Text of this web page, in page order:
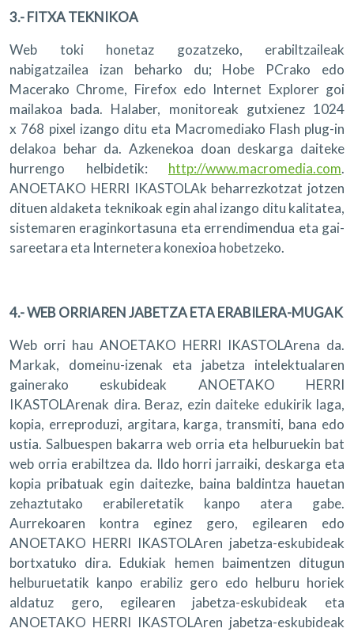
3.- FITXA TEKNIKOA
Web toki honetaz gozatzeko, erabiltzaileak
nabigatzailea izan beharko du; Hobe PCrako edo
Macerako Chrome, Firefox edo Internet Explorer goi
mailakoa bada. Halaber, monitoreak gutxienez 1024
x 768 pixel izango ditu eta Macromediako Flash plug-in
delakoa behar da. Azkenekoa doan deskarga daiteke
hurrengo helbidetik: http://www.macromedia.com.
ANOETAKO HERRI IKASTOLAk beharrezkotzat jotzen
dituen aldaketa teknikoak egin ahal izango ditu kalitatea,
sistemaren eraginkortasuna eta errendimendua eta gai-
sareetara eta Internetera konexioa hobetzeko.
4.- WEB ORRIAREN JABETZA ETA ERABILERA-MUGAK
Web orri hau ANOETAKO HERRI IKASTOLArena da.
Markak, domeinu-izenak eta jabetza intelektualaren
gainerako eskubideak ANOETAKO HERRI
IKASTOLArenak dira. Beraz, ezin daiteke edukirik laga,
kopia, erreproduzi, argitara, karga, transmiti, bana edo
ustia. Salbuespen bakarra web orria eta helburuekin bat
web orria erabiltzea da. Ildo horri jarraiki, deskarga eta
kopia pribatuak egin daitezke, baina baldintza hauetan
zehaztutako erabileretatik kanpo atera gabe.
Aurrekoaren kontra eginez gero, egilearen edo
ANOETAKO HERRI IKASTOLAren jabetza-eskubideak
bortxatuko dira. Edukiak hemen baimentzen ditugun
helburuetatik kanpo erabiliz gero edo helburu horiek
aldatuz gero, egilearen jabetza-eskubideak eta
ANOETAKO HERRI IKASTOLAren jabetza-eskubideak